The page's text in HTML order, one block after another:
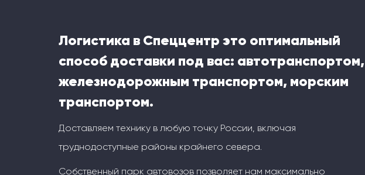
Логистика в Спеццентр это оптимальный
способ доставки под вас: автотранспортом,
железнодорожным транспортом, морским
транспортом.
Доставляем технику в любую точку России, включая
труднодоступные районы крайнего севера.
Собственный парк автовозов позволяет нам максимально